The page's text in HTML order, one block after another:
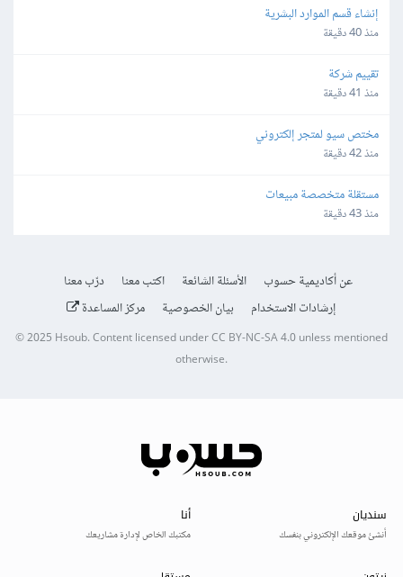
إنشاء قسم الموارد البشرية
منذ 40 دقيقة
تقييم شركة
منذ 41 دقيقة
مختص سيو لمتجر إلكتروني
منذ 42 دقيقة
مستقلة متخصصة مبيعات
منذ 43 دقيقة
عن أكاديمية حسوب الأسئلة الشائعة اكتب معنا
درّب معنا
إرشادات الاستخدام
بيان الخصوصية مركز المساعدة
© 2025 Hsoub.Content licensed underCC BY-NC-SA 4.0unless mentioned
otherwise.